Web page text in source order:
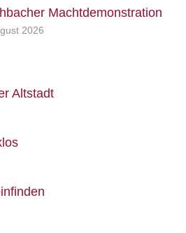
Machtdemonstration
2026
Altstadt